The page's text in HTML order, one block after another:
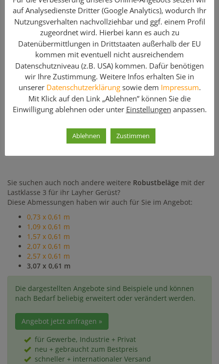
Diese leichten Robustbeläge mit Sperrholzplatte gibt es in
Breiten von 61 cm und 32 cm sowie für verschiedene
Lastklassen. Sie finden auf geruest.com auch Stahlböden für
das Layher Gerüstsystem in verschiedenen Breiten und
Längen.
Hinweis: Geben Sie bei Ihrer Anfrage bitte
die benötigte Stückzahl an!
Enthaltene Komponenten
U-Robustboden Layher / 3,07 x 0,61 m / gebraucht
Sie suchen auch noch andere weitere Robustbeläge mit der
Lastklasse 3 für ihr Layher Gerüst?
Diese Abmessungen haben wir auch für Sie im Angebot:
0,73 x 0,61 m
1,09 x 0,61 m
1,57 x 0,61 m
2,07 x 0,61 m
2,57 x 0,61 m
3,07 x 0,61 m
Die dargestellten Angebote sind Beispiele und können
nach Bedarf beliebig erweitert oder verändert werden.
Angebot jetzt anfragen »
für Gewerbe, Industrie + Privat
neu + gebraucht zum Bestpreis
schneller + internationaler Versand
auf Analysedienste Dritter (Google Analytics), wodurch Ihr
Nutzungsverhalten nachvollziehbar und ggf. einem Profil
zugeordnet wird. Hierbei kann es auch zu
Datenübermittlungen in Drittstaaten außerhalb der EU
kommen mit eventuell nicht ausreichendem
Datenschutzniveau (z.B. USA) kommen. Dafür benötigen
wir Ihre Zustimmung. Weitere Infos erhalten Sie in
unserer Datenschutzerklärungsowie dem Impressum.
Mit Klick auf den Link „Ablehnen” können Sie die
Einwilligung ablehnen oder unter Einstellungen anpassen.
Ablehnen Zustimmen